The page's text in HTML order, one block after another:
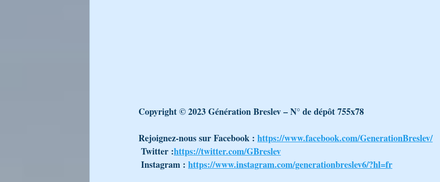
Copyright © 2023 Génération Breslev – N° de dépôt 755x78
Rejoignez-nous sur Facebook : https://www.facebook.com/GenerationBreslev/
Twitter :https://twitter.com/GBreslev
Instagram : https://www.instagram.com/generationbreslev6/?hl=fr